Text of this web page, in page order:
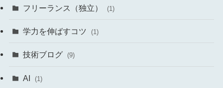
フリーランス（独立） (1)
学力を伸ばすコツ (1)
技術ブログ (9)
AI (1)